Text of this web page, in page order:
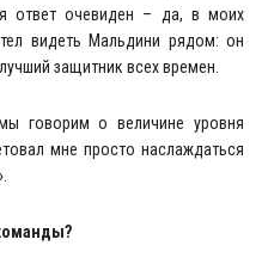
ответ очевиден – да, в моих
видеть Мальдини рядом: он
защитник всех времен.
говорим о величине уровня
мне просто наслаждаться